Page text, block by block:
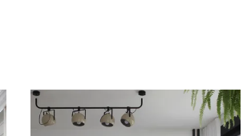
Loading